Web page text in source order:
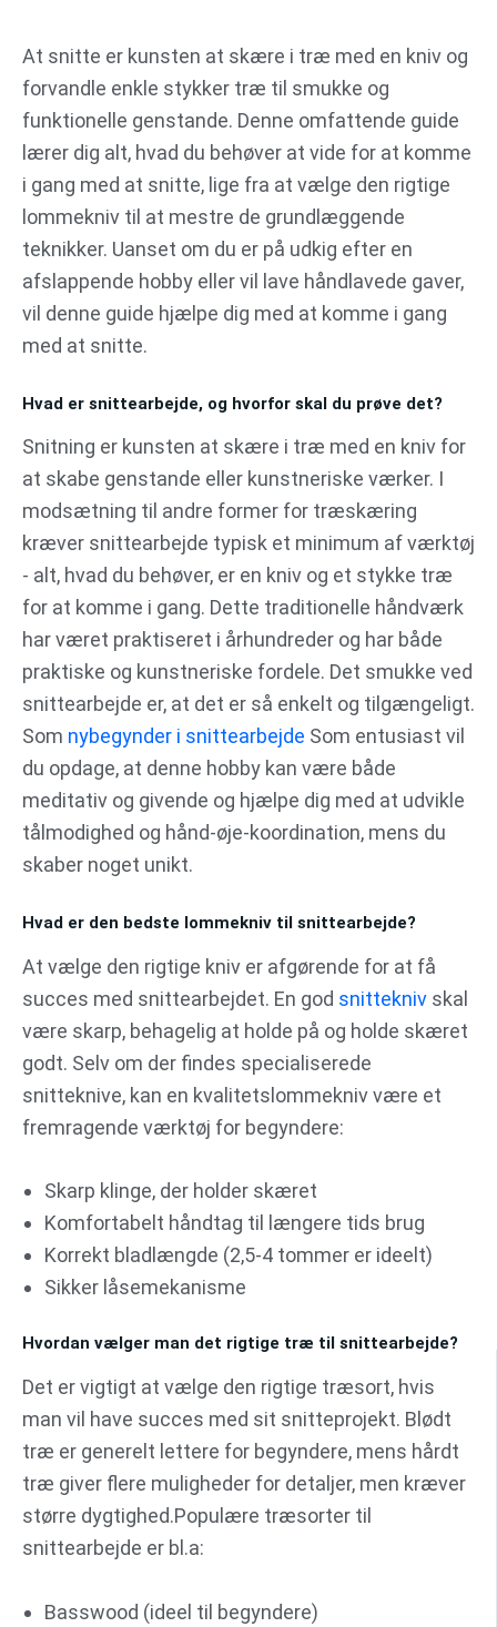
indholdet
At snitte er kunsten at skære i træ med en kniv og
forvandle enkle stykker træ til smukke og
funktionelle genstande. Denne omfattende guide
lærer dig alt, hvad du behøver at vide for at komme
i gang med at snitte, lige fra at vælge den rigtige
lommekniv til at mestre de grundlæggende
teknikker. Uanset om du er på udkig efter en
afslappende hobby eller vil lave håndlavede gaver,
vil denne guide hjælpe dig med at komme i gang
med at snitte.
Hvad er snittearbejde, og hvorfor skal du prøve det?
Snitning er kunsten at skære i træ med en kniv for
at skabe genstande eller kunstneriske værker. I
modsætning til andre former for træskæring
kræver snittearbejde typisk et minimum af værktøj
- alt, hvad du behøver, er en kniv og et stykke træ
for at komme i gang. Dette traditionelle håndværk
har været praktiseret i århundreder og har både
praktiske og kunstneriske fordele. Det smukke ved
snittearbejde er, at det er så enkelt og tilgængeligt.
Som nybegynder i snittearbejde Som entusiast vil
du opdage, at denne hobby kan være både
meditativ og givende og hjælpe dig med at udvikle
tålmodighed og hånd-øje-koordination, mens du
skaber noget unikt.
Hvad er den bedste lommekniv til snittearbejde?
At vælge den rigtige kniv er afgørende for at få
succes med snittearbejdet. En god snittekniv skal
være skarp, behagelig at holde på og holde skæret
godt. Selv om der findes specialiserede
snitteknive, kan en kvalitetslommekniv være et
fremragende værktøj for begyndere:
Skarp klinge, der holder skæret
Komfortabelt håndtag til længere tids brug
Korrekt bladlængde (2,5-4 tommer er ideelt)
Sikker låsemekanisme
Hvordan vælger man det rigtige træ til snittearbejde?
Det er vigtigt at vælge den rigtige træsort, hvis
man vil have succes med sit snitteprojekt. Blødt
træ er generelt lettere for begyndere, mens hårdt
træ giver flere muligheder for detaljer, men kræver
større dygtighed.Populære træsorter til
snittearbejde er bl.a:
Basswood (ideel til begyndere)